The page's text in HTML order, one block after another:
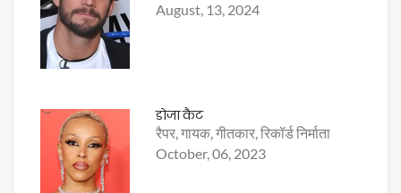
August, 13, 2024
डोजा कैट
रैपर, गायक, गीतकार, रिकॉर्ड निर्माता
October, 06, 2023